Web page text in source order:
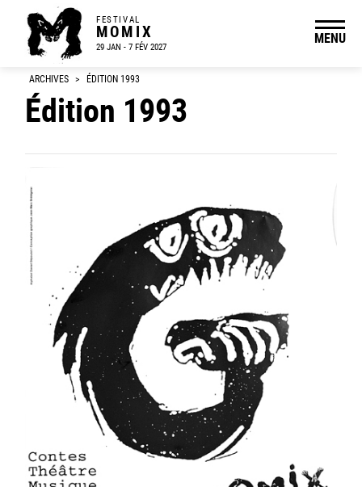
FESTIVAL
MOMIX
29 JAN - 7 FÉV 2027
MENU
ARCHIVES > ÉDITION 1993
Édition 1993